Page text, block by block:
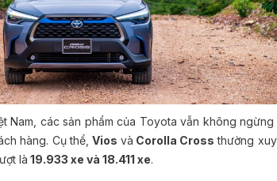
Nam, các sản phẩm của Toyota vẫn không
hàng. Cụ thể,Vios và Corolla Cross thường
là 19.933 xe và 18.411 xe.